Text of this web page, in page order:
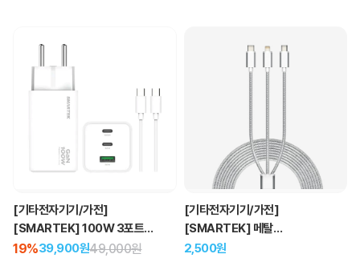
[기타전자기기/가전]
[SMARTEK] 100W 3포트
초고속 GaN 접지 충전기
19%39,900원49,000원
[기타전자기기/가전]
[SMARTEK] 메탈
5핀/8핀/C타입/올인원 케이블
2,500원